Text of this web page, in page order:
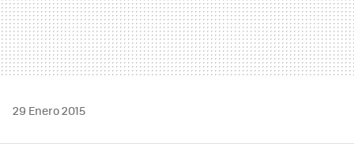
29 Enero 2015